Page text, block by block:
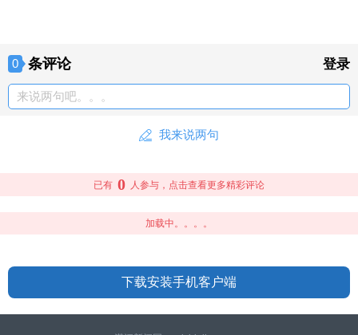
0 条评论 登录
来说两句吧。。。
我来说两句
已有 0 人参与，点击查看更多精彩评论
加载中。。。。
下载安装手机客户端